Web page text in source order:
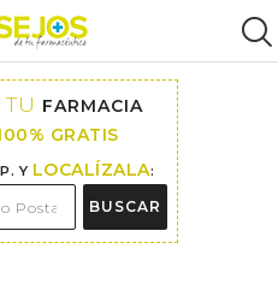
FARMACIA
GRATIS
Y LOCALÍZALA:
BUSCAR